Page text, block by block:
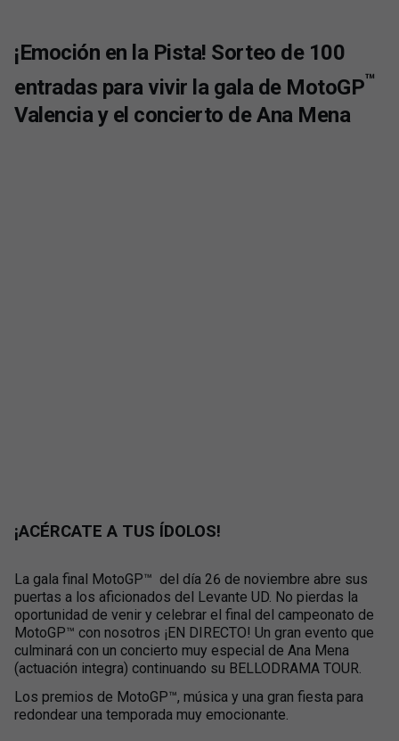
¡Emoción en la Pista! Sorteo de 100
entradas para vivir la gala de MotoGP™
Valencia y el concierto de Ana Mena
¡ACÉRCATE A TUS ÍDOLOS!
La gala final MotoGP™️ del día 26 de noviembre abre sus
puertas a los aficionados del Levante UD. No pierdas la
oportunidad de venir y celebrar el final del campeonato de
MotoGP™️ con nosotros ¡EN DIRECTO! Un gran evento que
culminará con un concierto muy especial de Ana Mena
(actuación integra) continuando su BELLODRAMA TOUR.
Los premios de MotoGP™️, música y una gran fiesta para
redondear una temporada muy emocionante.